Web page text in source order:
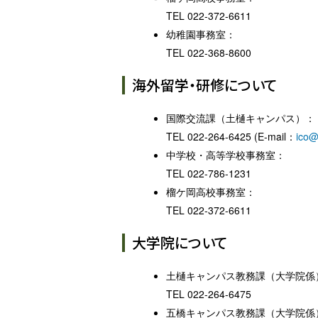
TEL 022-372-6611
幼稚園事務室：
TEL 022-368-8600
海外留学・研修について
国際交流課（土樋キャンパス）：
TEL 022-264-6425 (E-mail：
中学校・高等学校事務室：
TEL 022-786-1231
榴ケ岡高校事務室：
TEL 022-372-6611
大学院について
土樋キャンパス教務課（大学院係
TEL 022-264-6475
五橋キャンパス教務課（大学院係